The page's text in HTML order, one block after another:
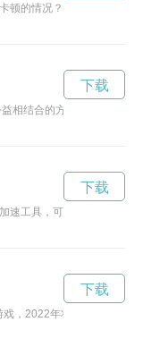
顿的情况？Clash加速器
相结合的方式，加速公益
下载
速工具，可以帮助用户实
下载
，2022年将迎来破解大革
下载